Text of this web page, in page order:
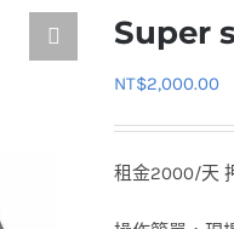
Super
NT$2,000.00
租金2000/天